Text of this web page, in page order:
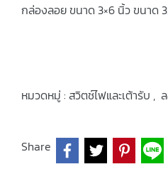
กล่องลอย ขนาด 3×6 นิ้ว ขนาด
หมวดหมู่ : สวิตช์ไฟและเต้ารับ ,
Share